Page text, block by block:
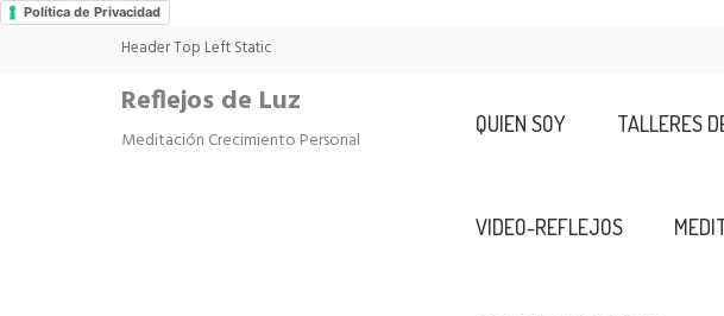
Política de Privacidad
Header Top Left Static
Reflejos de Luz
Meditación Crecimiento Personal
QUIEN SOY TALLERES
VIDEO-REFLEJOS